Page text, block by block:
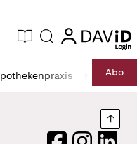
Ausgabe
Suche login
login
RechtAbo
FacebookInstagram